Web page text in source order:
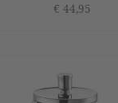
€ 44,95